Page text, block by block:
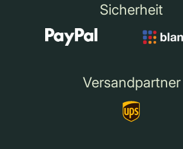
Sicherheit
Versandpartner